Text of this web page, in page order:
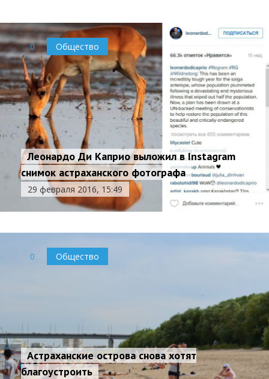
0 Общество
Леонардо Ди Каприо выложил в Instagram
снимок астраханского фотографа
29 февраля 2016, 15:49
0 Общество
Астраханские острова снова хотят
благоустроить